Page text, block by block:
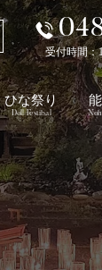
受付時間：
ひな祭り
Doll Festibal Noh